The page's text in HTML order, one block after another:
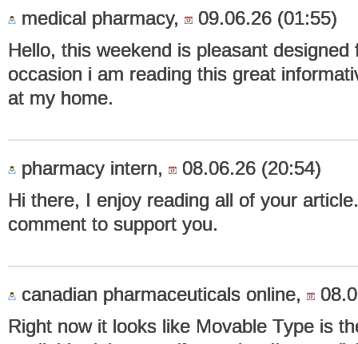
medical pharmacy,
09.06.26 (01:55)
Hello, this weekend is pleasant
occasion i am reading this great
at my home.
pharmacy intern,
08.06.26 (20:54)
Hi there, I enjoy reading all of your
comment to support you.
canadian pharmaceuticals online,
Right now it looks like Movable Type is